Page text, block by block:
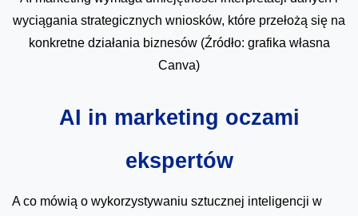
wyciągania strategicznych wniosków, które przełożą się na
konkretne działania biznesów (Źródło: grafika własna
Canva)
AI in marketing oczami
ekspertów
A co mówią o wykorzystywaniu sztucznej inteligencji w